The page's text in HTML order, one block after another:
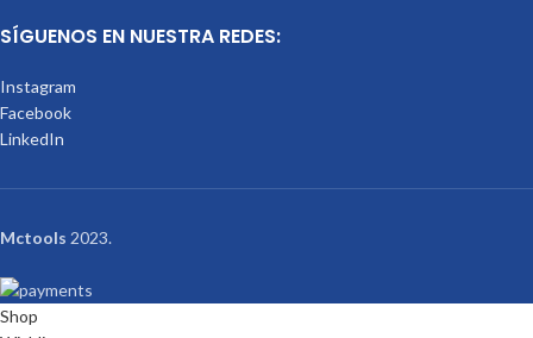
SÍGUENOS EN NUESTRA REDES:
Instagram
Facebook
LinkedIn
Mctools 2023.
Shop